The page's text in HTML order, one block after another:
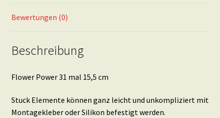
Bewertungen (0)
Beschreibung
Flower Power 31 mal 15,5 cm
Stuck Elemente können ganz leicht und unkompliziert mit
Montagekleber oder Silikon befestigt werden.